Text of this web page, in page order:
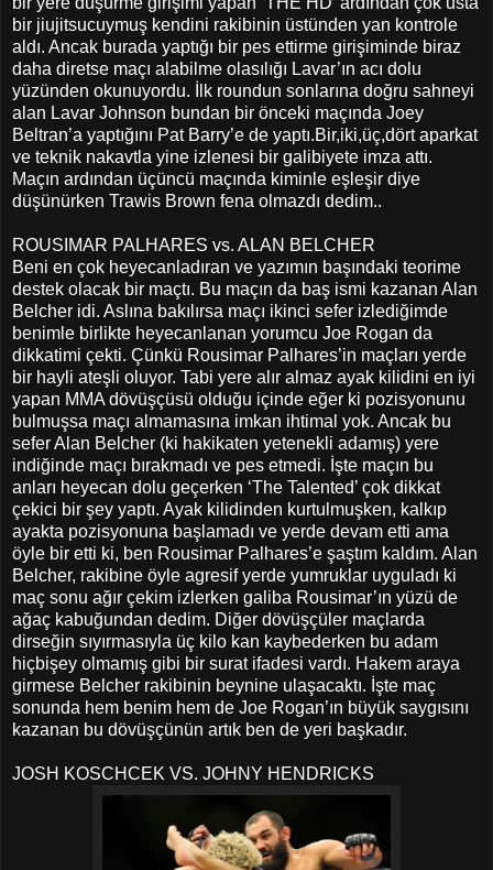
bir jiujitsucuymuş kendini rakibinin üstünden yan kontrole
aldı. Ancak burada yaptığı bir pes ettirme girişiminde biraz
daha diretse maçı alabilme olasılığı Lavar’ın acı dolu
yüzünden okunuyordu. İlk roundun sonlarına doğru sahneyi
alan Lavar Johnson bundan bir önceki maçında Joey
Beltran’a yaptığını Pat Barry’e de yaptı.Bir,iki,üç,dört aparkat
ve teknik nakavtla yine izlenesi bir galibiyete imza attı.
Maçın ardından üçüncü maçında kiminle eşleşir diye
düşünürken Trawis Brown fena olmazdı dedim..
ROUSIMAR PALHARES vs. ALAN BELCHER
Beni en çok heyecanladıran ve yazımın başındaki teorime
destek olacak bir maçtı. Bu maçın da baş ismi kazanan Alan
Belcher idi. Aslına bakılırsa maçı ikinci sefer izlediğimde
benimle birlikte heyecanlanan yorumcu Joe Rogan da
dikkatimi çekti. Çünkü Rousimar Palhares’in maçları yerde
bir hayli ateşli oluyor. Tabi yere alır almaz ayak kilidini en iyi
yapan MMA dövüşçüsü olduğu içinde eğer ki pozisyonunu
bulmuşsa maçı almamasına imkan ihtimal yok. Ancak bu
sefer Alan Belcher (ki hakikaten yetenekli adamış) yere
indiğinde maçı bırakmadı ve pes etmedi. İşte maçın bu
anları heyecan dolu geçerken ‘The Talented’ çok dikkat
çekici bir şey yaptı. Ayak kilidinden kurtulmuşken, kalkıp
ayakta pozisyonuna başlamadı ve yerde devam etti ama
öyle bir etti ki, ben Rousimar Palhares’e şaştım kaldım. Alan
Belcher, rakibine öyle agresif yerde yumruklar uyguladı ki
maç sonu ağır çekim izlerken galiba Rousimar’ın yüzü de
ağaç kabuğundan dedim. Diğer dövüşçüler maçlarda
dirseğin sıyırmasıyla üç kilo kan kaybederken bu adam
hiçbişey olmamış gibi bir surat ifadesi vardı. Hakem araya
girmese Belcher rakibinin beynine ulaşacaktı. İşte maç
sonunda hem benim hem de Joe Rogan’ın büyük saygısını
kazanan bu dövüşçünün artık ben de yeri başkadır.
JOSH KOSCHCEK VS. JOHNY HENDRICKS